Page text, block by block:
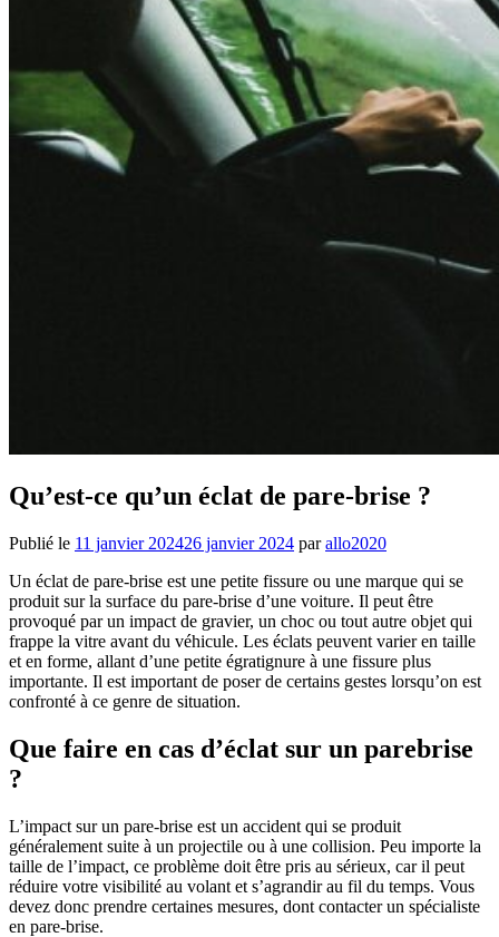
Qu’est-ce qu’un éclat de pare-brise ?
Publié le 11 janvier 202426 janvier 2024 parallo2020
Un éclat de pare-brise est une petite fissure ou une marque qui se
produit sur la surface du pare-brise d’une voiture. Il peut être
provoqué par un impact de gravier, un choc ou tout autre objet qui
frappe la vitre avant du véhicule. Les éclats peuvent varier en taille
et en forme, allant d’une petite égratignure à une fissure plus
importante. Il est important de poser de certains gestes lorsqu’on est
confronté à ce genre de situation.
Que faire en cas d’éclat sur un parebrise
?
L’impact sur un pare-brise est un accident qui se produit
généralement suite à un projectile ou à une collision. Peu importe la
taille de l’impact, ce problème doit être pris au sérieux, car il peut
réduire votre visibilité au volant et s’agrandir au fil du temps. Vous
devez donc prendre certaines mesures, dont contacter un spécialiste
en pare-brise.